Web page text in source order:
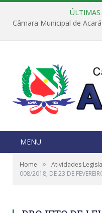
ÚLTIMAS
MENU
Home » Atividades
008/2018, DE 23 DE